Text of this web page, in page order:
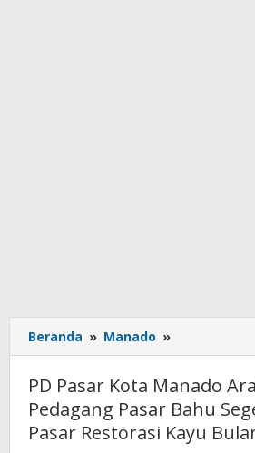
Beranda » Manado »
Pasar
Manado
Arahkan
Pedagang
PD Pasar Kota Manado
Pedagang Pasar Bahu
Pasar Restorasi Kayu